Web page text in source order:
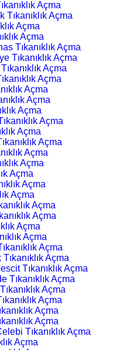
Açma
Tıkanıklık Açma
Açma
Açma
Tıkanıklık Açma
Tıkanıklık Açma
Açma
Açma
Açma
Açma
Açma
Açma
Açma
Açma
Açma
Açma
Açma
Açma
Açma
Açma
Açma
Açma
Açma
Açma
Açma
Tıkanıklık Açma
Tıkanıklık Açma
Açma
Açma
Açma
Açma
Tıkanıklık Açma
Açma